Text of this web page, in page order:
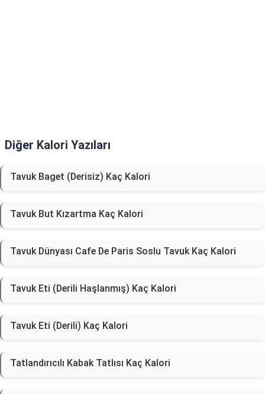
Diğer Kalori Yazıları
Tavuk Baget (Derisiz) Kaç Kalori
Tavuk But Kızartma Kaç Kalori
Tavuk Dünyası Cafe De Paris Soslu Tavuk Kaç Kalori
Tavuk Eti (Derili Haşlanmış) Kaç Kalori
Tavuk Eti (Derili) Kaç Kalori
Tatlandırıcılı Kabak Tatlısı Kaç Kalori